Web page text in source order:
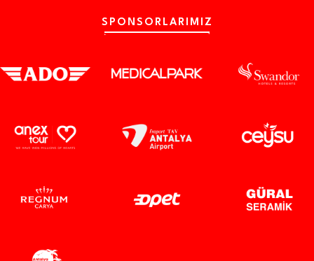
SPONSORLARIMIZ